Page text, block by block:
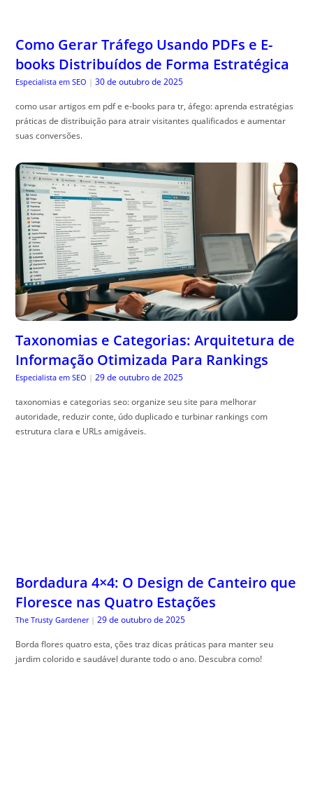
Como Gerar Tráfego Usando PDFs e E-
books Distribuídos de Forma Estratégica
Especialista em SEO | 30 de outubro de 2025
como usar artigos em pdf e e-books para tr, áfego: aprenda estratégias
práticas de distribuição para atrair visitantes qualificados e aumentar
suas conversões.
Taxonomias e Categorias: Arquitetura de
Informação Otimizada Para Rankings
Especialista em SEO | 29 de outubro de 2025
taxonomias e categorias seo: organize seu site para melhorar
autoridade, reduzir conte, údo duplicado e turbinar rankings com
estrutura clara e URLs amigáveis.
Bordadura 4×4: O Design de Canteiro que
Floresce nas Quatro Estações
The Trusty Gardener | 29 de outubro de 2025
Borda flores quatro esta, ções traz dicas práticas para manter seu
jardim colorido e saudável durante todo o ano. Descubra como!